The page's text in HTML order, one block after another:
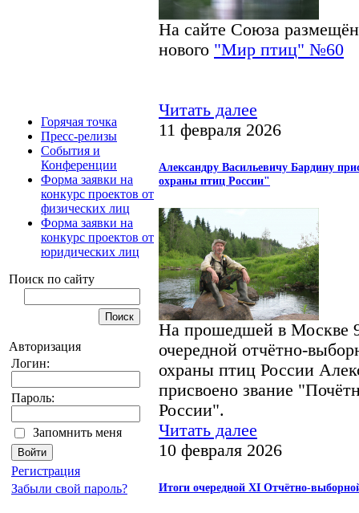
Горячая точка
Пресс-релизы
События и
Конференции
Форма заявки на
конкурс проектов от
физических лиц
Форма заявки на
конкурс проектов от
юридических лиц
Поиск по сайту
Авторизация
Логин:
Пароль:
Запомнить меня
Регистрация
Забыли свой пароль?
На сайте Союза
нового "Мир птиц" №60
Читать далее
11 февраля 2026
Александру Васильевичу Бардину
охраны птиц России"
На прошедшей в Москве
очередной отчётно-
охраны птиц России
присвоено звание
России".
Читать далее
10 февраля 2026
Итоги очередной XI Отчётно-